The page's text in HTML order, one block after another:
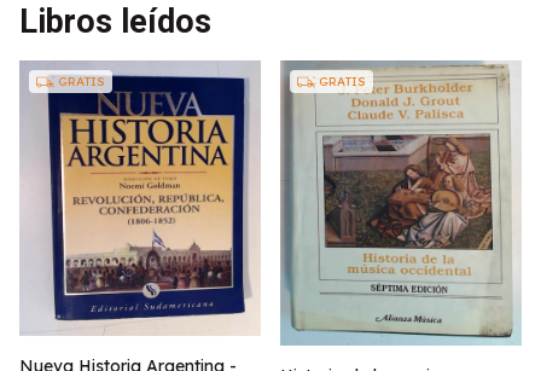
Libros leídos
GRATIS
Nueva Historia Argentina -
GRATIS